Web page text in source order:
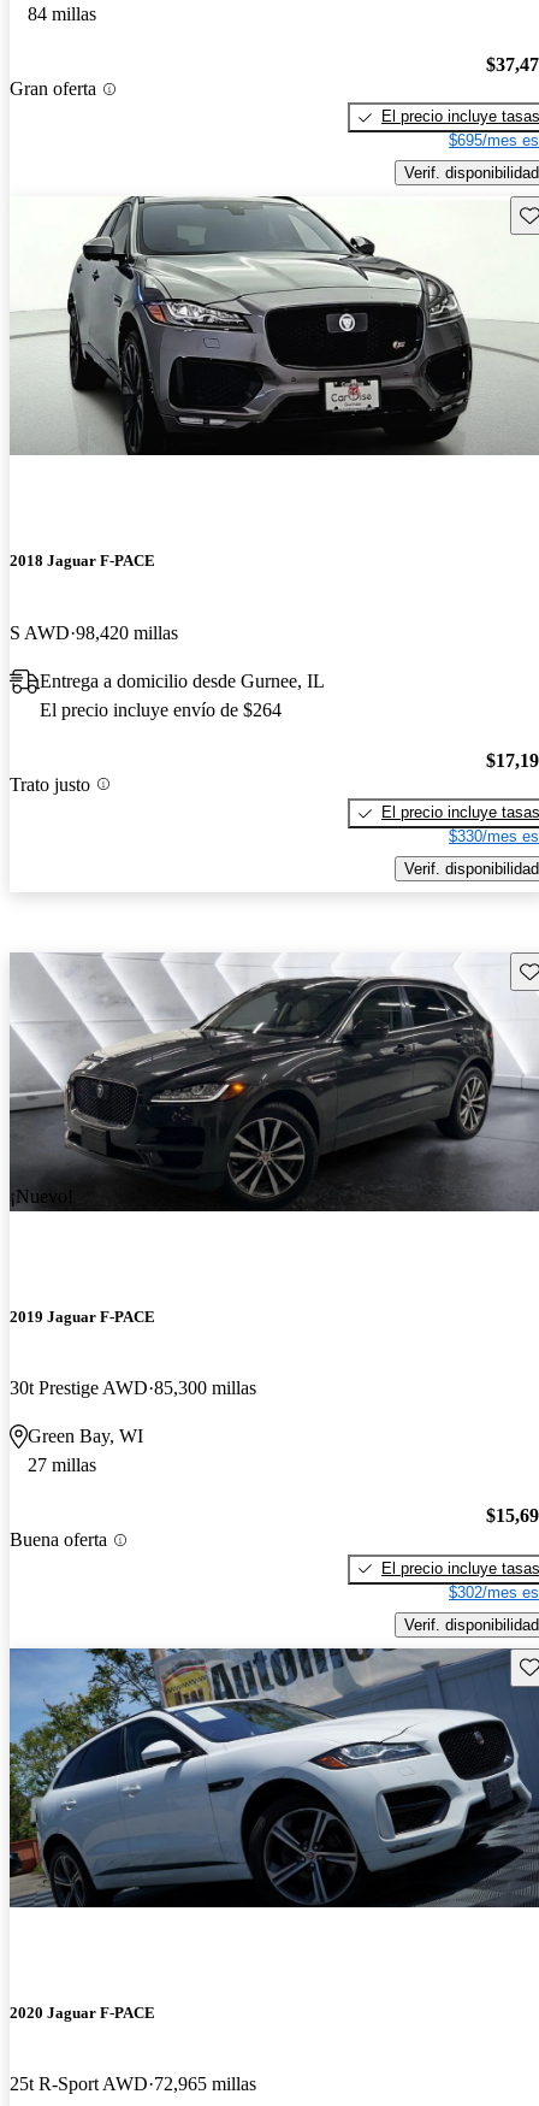
84 millas
Gran oferta
El precio incluye tasas
$695/mes
Verif. disponibilidad
2018 Jaguar F-PACE
S AWD 98,420 millas
Entrega a domicilio desde Gurnee, IL
El precio incluye envío de $264
Trato justo
El precio incluye tasas
$330/mes
Verif. disponibilidad
¡Nuevo!
2019 Jaguar F-PACE
30t Prestige AWD 85,300 millas
Green Bay, WI
27 millas
Buena oferta
El precio incluye tasas
$302/mes
Verif. disponibilidad
2020 Jaguar F-PACE
25t R-Sport AWD 72,965 millas